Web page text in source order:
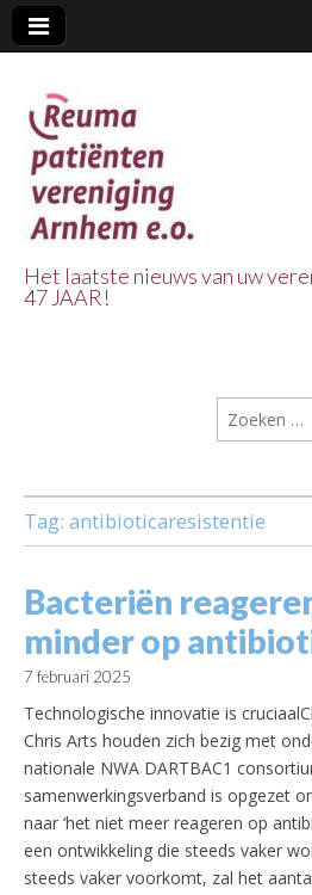
Vereniging
Arnhem
Het laatste nieuws van uw
47 JAAR!
Zoeken
naar:
Tag: antibioticaresistentie
Bacteriën
minder op
7 februari 2025
Technologische innovatie is
Chris Arts houden zich bezig met
nationale NWA DARTBAC1
samenwerkingsverband is opgezet
naar ‘het niet meer reageren op
een ontwikkeling die steeds vaker
steeds vaker voorkomt, zal het